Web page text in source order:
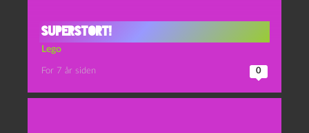
Superstort!
Lego
For 7 år siden 0